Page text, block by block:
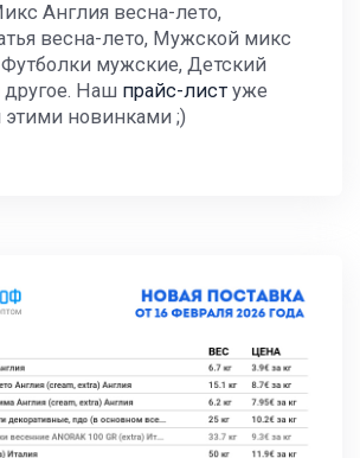
Англия весна-лето,
весна-лето, Мужской микс
Футболки мужские, Детский
другое. Наш прайс-лист уже
этими новинками ;)